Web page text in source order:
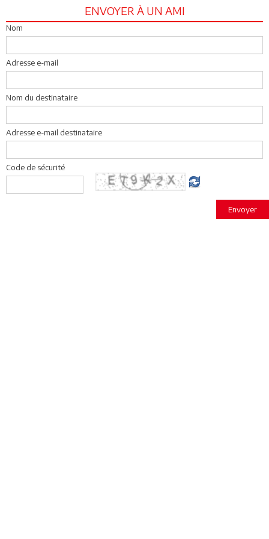
ENVOYER À UN AMI
Nom
Adresse e-mail
Nom du destinataire
Adresse e-mail destinataire
Code de sécurité
Envoyer